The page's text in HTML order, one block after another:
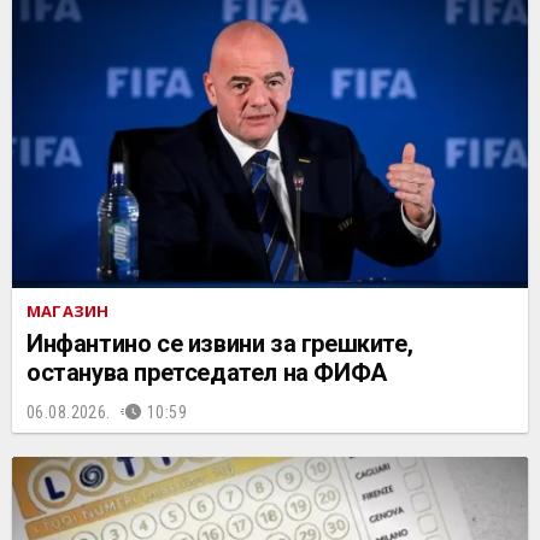
МАГАЗИН
Инфантино се извини за грешките,
останува претседател на ФИФА
06.08.2026. 10:59